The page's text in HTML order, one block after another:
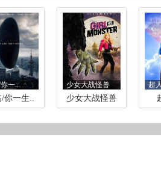
一..
/你一生..
少女大战怪兽
少女大战怪兽
超